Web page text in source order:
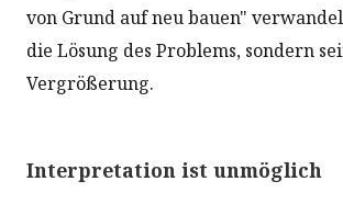
von Grund auf neu bauen"
die Lösung des Problems, sondern
Vergrößerung.
Interpretation ist unmöglich